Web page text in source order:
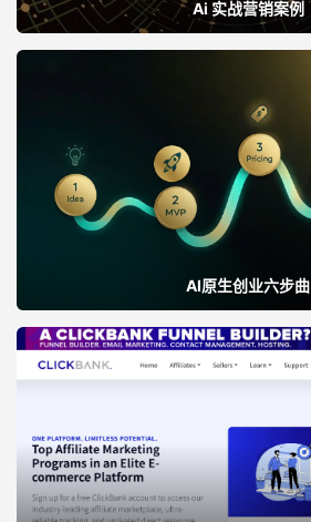
Ai 实战营销案例
AI原生创业六步曲